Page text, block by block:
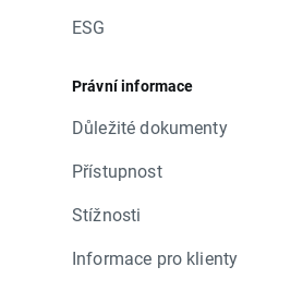
ESG
Právní informace
Důležité dokumenty
Přístupnost
Stížnosti
Informace pro klienty